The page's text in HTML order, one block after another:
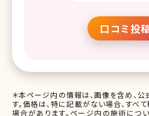
口コミ投
＊本ページ内の情報は、画像を含め、
す。価格は、特に記載がない場合、すべ
場合があります。ページ内の施術につ